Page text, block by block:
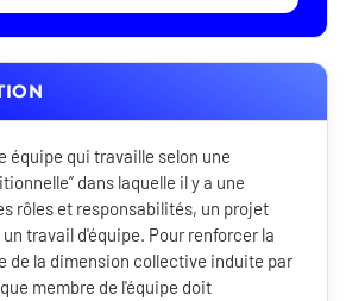
équipe qui travaille selon une
dans laquelle il y a une
rôles et responsabilités, un projet
travail d'équipe. Pour renforcer la
de la dimension collective induite par
membre de l'équipe doit